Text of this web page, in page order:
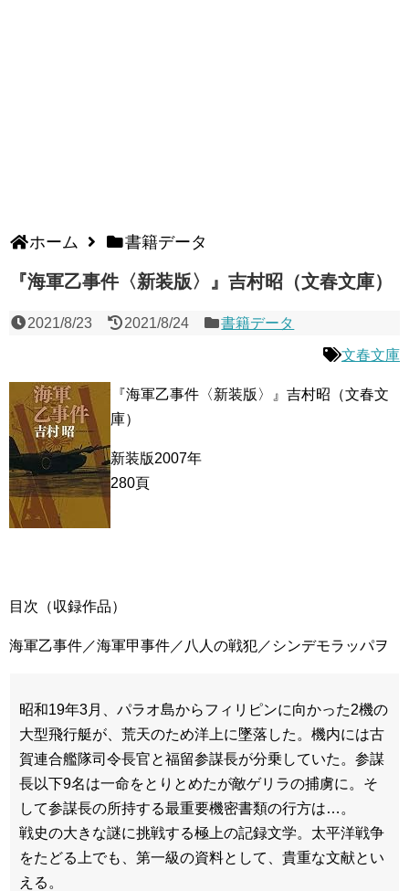
ホーム 書籍データ
『海軍乙事件〈新装版〉』吉村昭（文春文庫）
2021/8/23 2021/8/24 書籍データ
文春文庫
『海軍乙事件〈新装版〉』吉村昭（文春文
庫）
新装版2007年
280頁
目次（収録作品）
海軍乙事件／海軍甲事件／八人の戦犯／シンデモラッパヲ
昭和19年3月、パラオ島からフィリピンに向かった2機の
大型飛行艇が、荒天のため洋上に墜落した。機内には古
賀連合艦隊司令長官と福留参謀長が分乗していた。参謀
長以下9名は一命をとりとめたが敵ゲリラの捕虜に。そ
して参謀長の所持する最重要機密書類の行方は…。
戦史の大きな謎に挑戦する極上の記録文学。太平洋戦争
をたどる上でも、第一級の資料として、貴重な文献とい
える。